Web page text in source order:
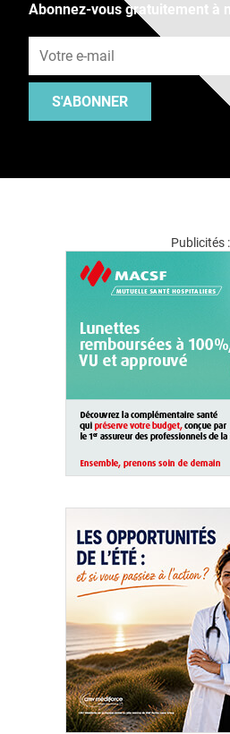
Abonnez-vous gratuitement à
S'ABONNER
Publicités :